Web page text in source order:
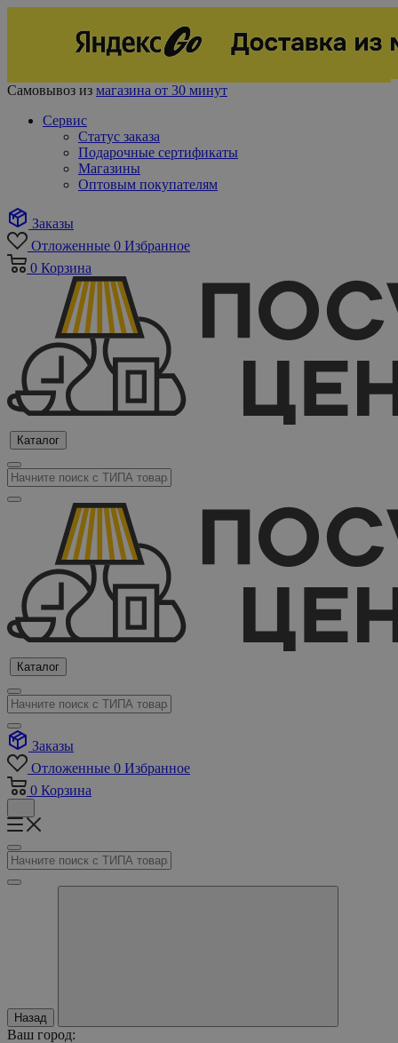
Самовывоз из магазина от 30 минут
Сервис
Статус заказа
Подарочные сертификаты
Магазины
Оптовым покупателям
Заказы
Отложенные 0 Избранное
0 Корзина
Каталог
Каталог
Заказы
Отложенные 0 Избранное
0 Корзина
Назад
Ваш город: